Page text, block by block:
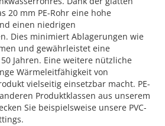
20 mm PE-Rohr eine hohe
einen niedrigen
Dies minimiert Ablagerungen wie
und gewährleistet eine
Jahren. Eine weitere nützliche
Wärmeleitfähigkeit von
vielseitig einsetzbar macht. PE-
Produktklassen aus unserem
Sie beispielsweise unsere PVC-